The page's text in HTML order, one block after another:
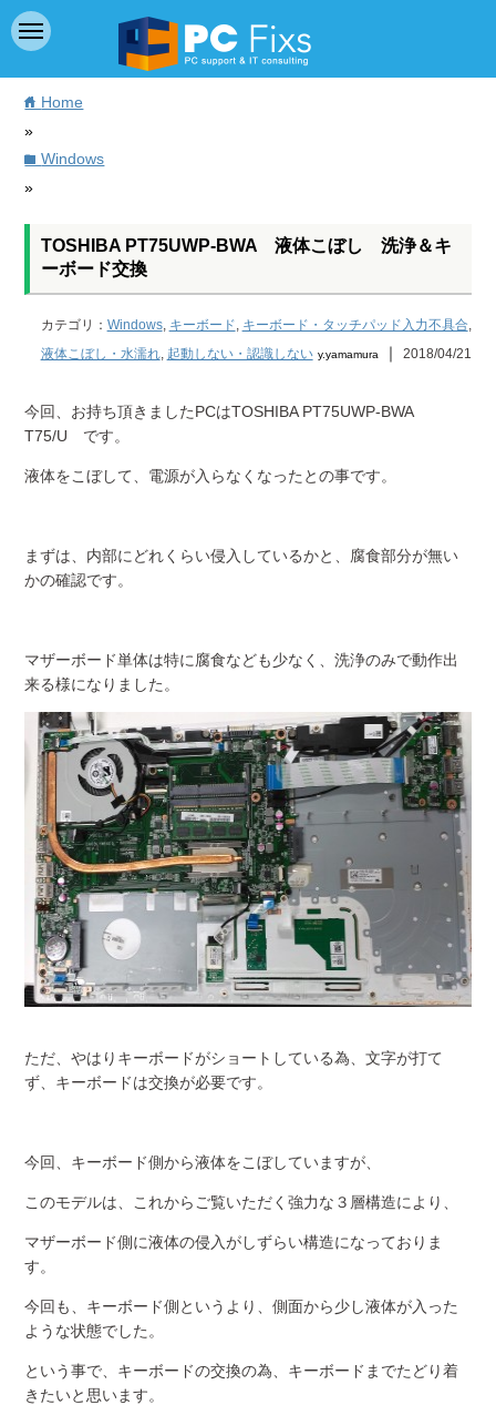
home Home
»
folderWindows
»
TOSHIBA PT75UWP-BWA 液体こぼし 洗浄＆キ
ーボード交換
カテゴリ： Windows, キーボード, キーボード・タッチパッド入力不具合,
液体こぼし・水濡れ, 起動しない・認識しない y.yamamura ｜ 2018/04/21
今回、お持ち頂きましたPCはTOSHIBA PT75UWP-BWA
T75/U です。
液体をこぼして、電源が入らなくなったとの事です。
まずは、内部にどれくらい侵入しているかと、腐食部分が無い
かの確認です。
マザーボード単体は特に腐食なども少なく、洗浄のみで動作出
来る様になりました。
ただ、やはりキーボードがショートしている為、文字が打て
ず、キーボードは交換が必要です。
今回、キーボード側から液体をこぼしていますが、
このモデルは、これからご覧いただく強力な３層構造により、
マザーボード側に液体の侵入がしずらい構造になっておりま
す。
今回も、キーボード側というより、側面から少し液体が入った
ような状態でした。
という事で、キーボードの交換の為、キーボードまでたどり着
きたいと思います。